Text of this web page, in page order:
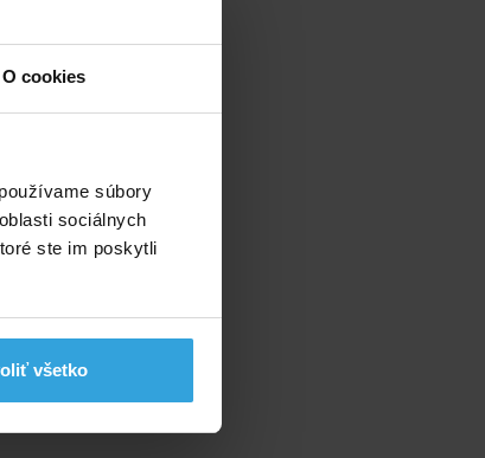
O cookies
súbory
sociálnych
ste im poskytli
všetko